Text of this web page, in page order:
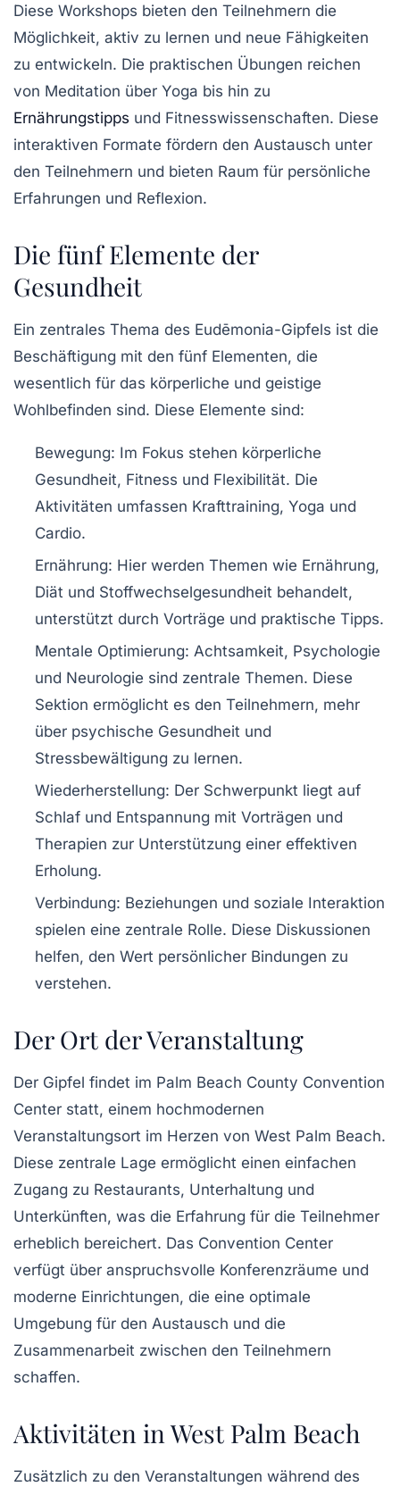
Diese Workshops bieten den Teilnehmern die
Möglichkeit, aktiv zu lernen und neue Fähigkeiten
zu entwickeln. Die praktischen Übungen reichen
von Meditation über Yoga bis hin zu
Ernährungstipps und Fitnesswissenschaften. Diese
interaktiven Formate fördern den Austausch unter
den Teilnehmern und bieten Raum für persönliche
Erfahrungen und Reflexion.
Die fünf Elemente der
Gesundheit
Ein zentrales Thema des Eudēmonia-Gipfels ist die
Beschäftigung mit den fünf Elementen, die
wesentlich für das körperliche und geistige
Wohlbefinden sind. Diese Elemente sind:
Bewegung: Im Fokus stehen körperliche
Gesundheit, Fitness und Flexibilität. Die
Aktivitäten umfassen Krafttraining, Yoga und
Cardio.
Ernährung: Hier werden Themen wie Ernährung,
Diät und Stoffwechselgesundheit behandelt,
unterstützt durch Vorträge und praktische Tipps.
Mentale Optimierung: Achtsamkeit, Psychologie
und Neurologie sind zentrale Themen. Diese
Sektion ermöglicht es den Teilnehmern, mehr
über psychische Gesundheit und
Stressbewältigung zu lernen.
Wiederherstellung: Der Schwerpunkt liegt auf
Schlaf und Entspannung mit Vorträgen und
Therapien zur Unterstützung einer effektiven
Erholung.
Verbindung: Beziehungen und soziale Interaktion
spielen eine zentrale Rolle. Diese Diskussionen
helfen, den Wert persönlicher Bindungen zu
verstehen.
Der Ort der Veranstaltung
Der Gipfel findet im Palm Beach County Convention
Center statt, einem hochmodernen
Veranstaltungsort im Herzen von West Palm Beach.
Diese zentrale Lage ermöglicht einen einfachen
Zugang zu Restaurants, Unterhaltung und
Unterkünften, was die Erfahrung für die Teilnehmer
erheblich bereichert. Das Convention Center
verfügt über anspruchsvolle Konferenzräume und
moderne Einrichtungen, die eine optimale
Umgebung für den Austausch und die
Zusammenarbeit zwischen den Teilnehmern
schaffen.
Aktivitäten in West Palm Beach
Zusätzlich zu den Veranstaltungen während des